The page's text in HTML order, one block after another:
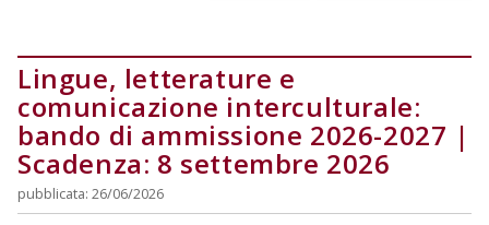
Lingue, letterature e
comunicazione interculturale:
bando di ammissione 2026-2027 |
Scadenza: 8 settembre 2026
pubblicata: 26/06/2026